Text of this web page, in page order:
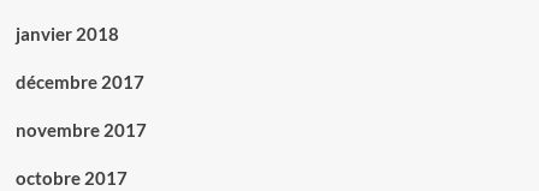
janvier 2018
décembre 2017
novembre 2017
octobre 2017